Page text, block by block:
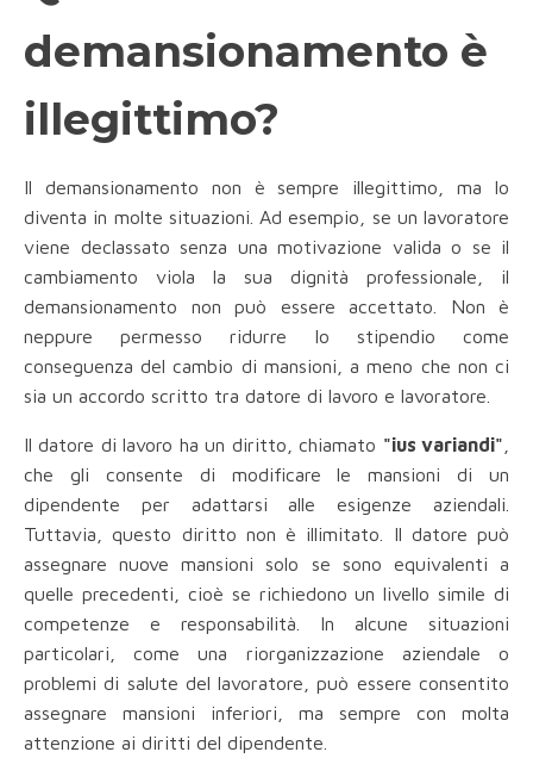
demansionamento è
illegittimo?
Il demansionamento non è sempre illegittimo, ma lo
diventa in molte situazioni. Ad esempio, se un lavoratore
viene declassato senza una motivazione valida o se il
cambiamento viola la sua dignità professionale, il
demansionamento non può essere accettato. Non è
neppure permesso ridurre lo stipendio come
conseguenza del cambio di mansioni, a meno che non ci
sia un accordo scritto tra datore di lavoro e lavoratore.
Il datore di lavoro ha un diritto, chiamato "ius variandi"
che gli consente di modificare le mansioni di un
dipendente per adattarsi alle esigenze aziendali.
Tuttavia, questo diritto non è illimitato. Il datore può
assegnare nuove mansioni solo se sono equivalenti a
quelle precedenti, cioè se richiedono un livello simile di
competenze e responsabilità. In alcune situazioni
particolari, come una riorganizzazione aziendale o
problemi di salute del lavoratore, può essere consentito
assegnare mansioni inferiori, ma sempre con molta
attenzione ai diritti del dipendente.